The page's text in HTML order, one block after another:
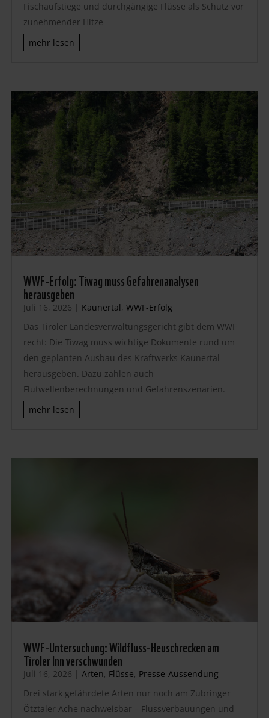
Fischaufstiege und durchgängige Flüsse als Schutz vor
zunehmender Hitze
mehr lesen
WWF-Erfolg: Tiwag muss Gefahrenanalysen
herausgeben
Juli 16, 2026 | Kaunertal, WWF-Erfolg
Das Tiroler Landesverwaltungsgericht gibt dem WWF
recht: Die Tiwag muss wichtige Dokumente rund um
den geplanten Ausbau des Kraftwerks Kaunertal
herausgeben. Dazu zählen auch
Flutwellenberechnungen und Gefahrenszenarien.
mehr lesen
WWF-Untersuchung: Wildfluss-Heuschrecken am
Tiroler Inn verschwunden
Juli 16, 2026 | Arten, Flüsse, Presse-Aussendung
Drei stark gefährdete Arten nur noch am Zubringer
Ötztaler Ache nachweisbar – Flussverbauungen und